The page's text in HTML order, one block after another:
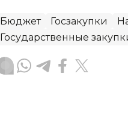
Бюджет Госзакупки
Государственные